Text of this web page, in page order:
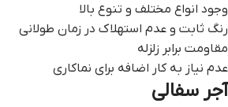
وجود انواع مختلف و تنوع بالا
رنگ ثابت و عدم استهلاک در زمان طولانی
مقاومت برابر زلزله
عدم نیاز به کار اضافه برای نماکاری
آجر سفالی